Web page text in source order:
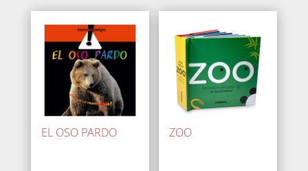
EL OSO PARDO ZOO